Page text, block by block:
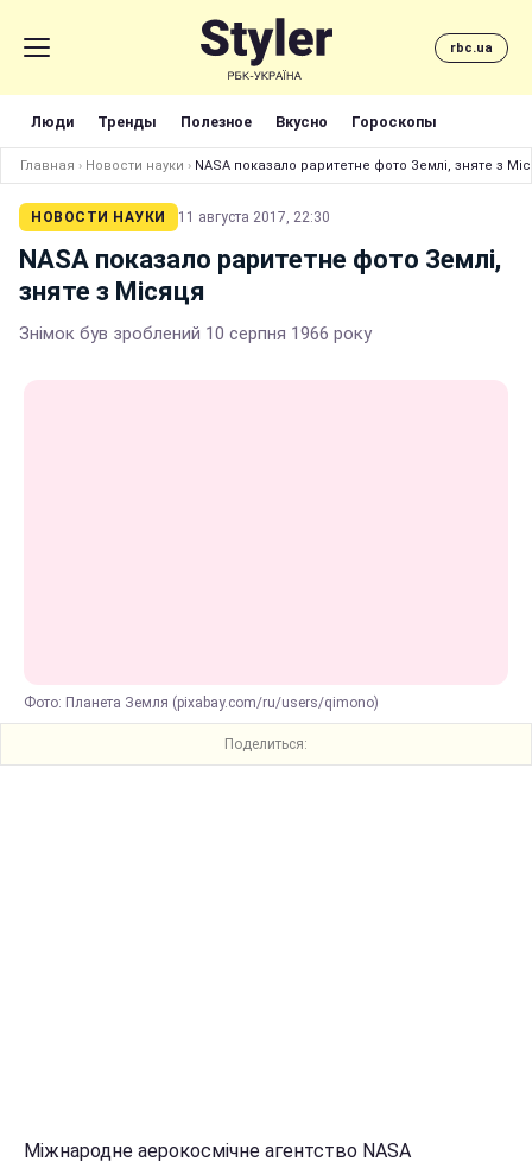
rbc.ua
Люди Тренды Полезное Вкусно Гороскопы
Главная › Новости науки › NASA показало раритетне фото Землі, зняте з
НОВОСТИ НАУКИ 11 августа 2017, 22:30
NASA показало раритетне фото Землі,
зняте з Місяця
Знімок був зроблений 10 серпня 1966 року
Фото: Планета Земля (pixabay.com/ru/users/qimono)
Поделиться:
Міжнародне аерокосмічне агентство NASA